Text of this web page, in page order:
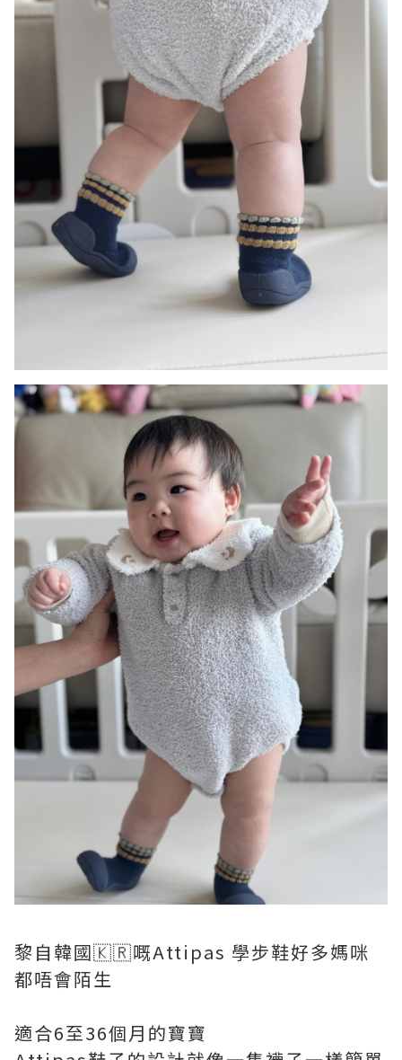
黎自韓國🇰🇷嘅Attipas 學步鞋好多媽咪
都唔會陌生
適合6至36個月的寶寶